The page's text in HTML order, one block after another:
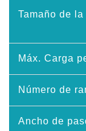
Tamaño de la
Máx. Carga
Número de
Ancho de